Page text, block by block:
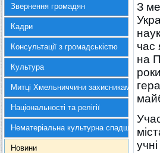
Звернення громадян
Кадри
Консультації з громадськістю
Культура
Митці Хмельниччини захисникам України
Національності та релігії
Нематеріальна культурна спадщина
Новини
З
час
на